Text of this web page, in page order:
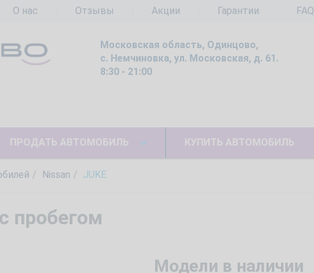
О нас Отзывы Акции Гарантии FAQ
Московская область, Одинцово,
с. Немчиновка, ул. Московская, д. 61.
8:30 - 21:00
ПРОДАТЬ АВТОМОБИЛЬ КУПИТЬ АВТОМОБИЛЬ
Nissan JUKE
пробегом
Модели в наличии